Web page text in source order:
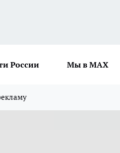
России Мы в MAX